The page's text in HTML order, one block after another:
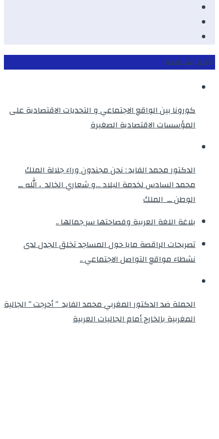
الأكثر مشاهدة
كورونا بين الواقع الاجتماعي و التحديات الاقتصادية على
المؤسسات الاقتصادية الصغيرة
الدكتور محمد الفايد : نحن مجندون وراء جلالة الملك
محمد السادس لخدمة البلاد …و شعاري الخالد ، الله ــ
الوطن ــ الملك
بلاغة اللغة العربية وفصاحتها سر جمالها ..
تصريحات الراقصة مايا حول المساجد تخلق الجدل لدى
نشطاء مواقع التواصل الاجتماعي ..
الحملة ضد الدكتور المغربي محمد الفايد ” أحرجت ” الجالية
المغربية بالخارج أمام الجاليات العربية